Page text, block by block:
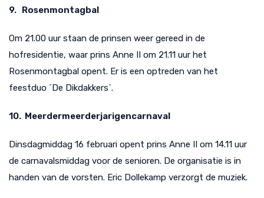
9. Rosenmontagbal
Om 21.00 uur staan de prinsen weer gereed in de
hofresidentie, waar prins Anne II om 21.11 uur het
Rosenmontagbal opent. Er is een optreden van het
feestduo ´De Dikdakkers´.
10. Meerdermeerderjarigencarnaval
Dinsdagmiddag 16 februari opent prins Anne II om 14.11 uur
de carnavalsmiddag voor de senioren. De organisatie is in
handen van de vorsten. Eric Dollekamp verzorgt de muziek.